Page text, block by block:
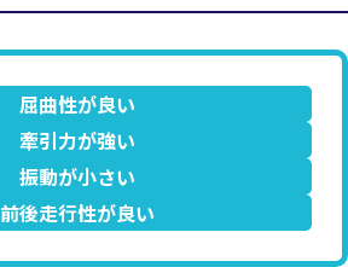
屈曲性が良い
牽引力が強い
振動が小さい
前後走行性が良い